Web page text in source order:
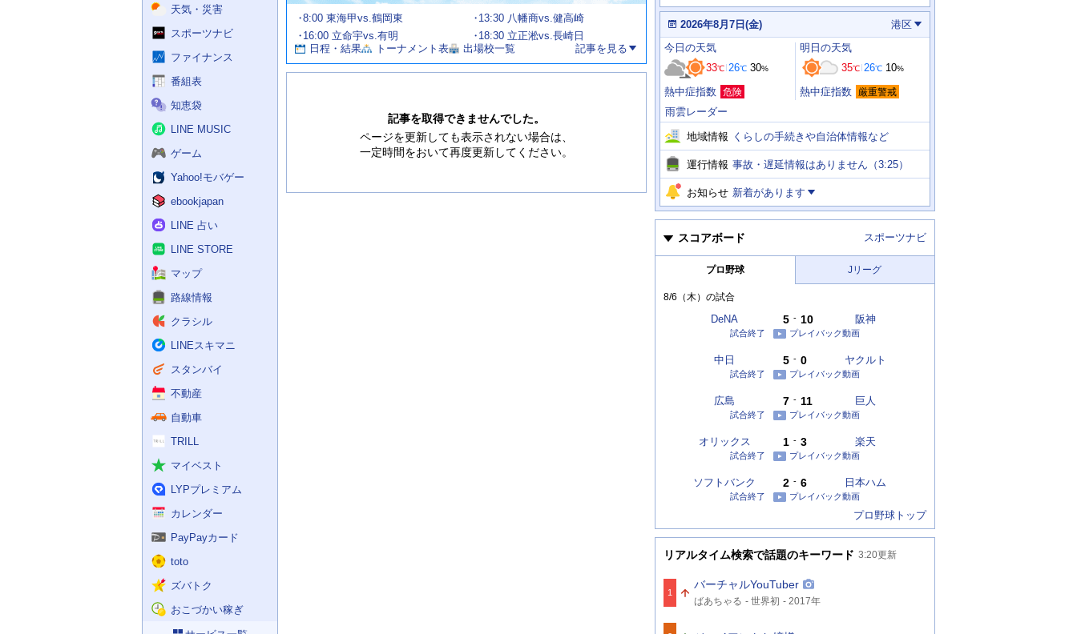
天気・災害
スポーツナビ
ファイナンス
番組表
知恵袋
LINE MUSIC
ゲーム
Yahoo!モバゲー
ebookjapan
LINE 占い
LINE STORE
マップ
路線情報
クラシル
LINEスキマニ
スタンバイ
不動産
自動車
TRILL
マイベスト
LYPプレミアム
カレンダー
PayPayカード
toto
ズバトク
おこづかい稼ぎ
試
合
情
報
8:00 東海甲vs.鶴岡東
13:30 八幡商vs.健高崎
16:00 立命宇vs.有明
18:30 立正淞vs.長崎日
日程・結果
トーナメント表 出場校一覧 記事を見る
お
す
記事を取得できませんでした。
ページを更新しても表示されない場合は、
一定時間をおいて再度更新してください。
情
報
ス
本
日
の
天
気
運
情
報
2026年8月7日(金) 港区
今
日
明
日
の
天
気
今日 の天気
33℃ 26℃ 30%
熱中症指数 危険
明日 の天気
35℃ 26℃ 10%
熱中症指数 厳重警戒
雨雲レーダー
地域情報 くらしの手続きや自治体情報など
運行情報 事故・遅延情報はありません（3:25）
お知らせ 新着があります
スコアボード スポーツナビ
プロ野球 Jリーグ
8/6（木） の試合
DeNA 阪神
試合終了 プレイバック動画
5 - 10
中日 ヤクルト
試合終了 プレイバック動画
5 - 0
広島 巨人
試合終了 プレイバック動画
7 - 11
オリックス 楽天
試合終了 プレイバック動画
1 - 3
ソフトバンク 日本ハム
試合終了 プレイバック動画
2 - 6
プロ野球トップ
リアルタイム検索で話題のキーワード 3:20更新
1
バーチャルYouTuber
関
連
ばあちゃる 世界初 2017年